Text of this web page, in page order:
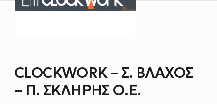
CLOCKWORK – Σ. ΒΛΑΧΟΣ
– Π. ΣΚΛΗΡΗΣ Ο.Ε.